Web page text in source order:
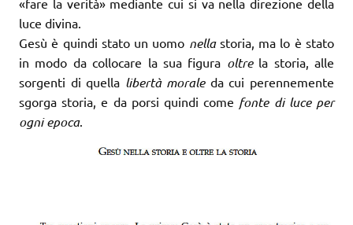
luce divina.
Gesù è quindi stato un uomo nella storia, ma lo è stato
in modo da collocare la sua figura oltre la storia, alle
sorgenti di quella libertà morale da cui perennemente
sgorga storia, e da porsi quindi come fonte di luce per
ogni epoca.